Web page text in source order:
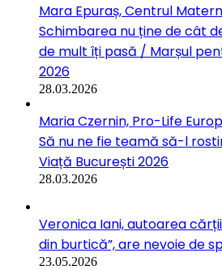
Mara Epuraș, Centrul
Schimbarea nu ține de cât
de mult îți pasă / Marșul
2026
28.03.2026
Maria Czernin, Pro-Life
Să nu ne fie teamă să-l
Viață București 2026
28.03.2026
Veronica Iani, autoarea
din burtică”, are nevoie de
23.05.2026